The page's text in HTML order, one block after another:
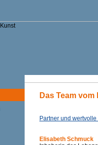
Das Team
Partner und
Elisabeth Schmuck